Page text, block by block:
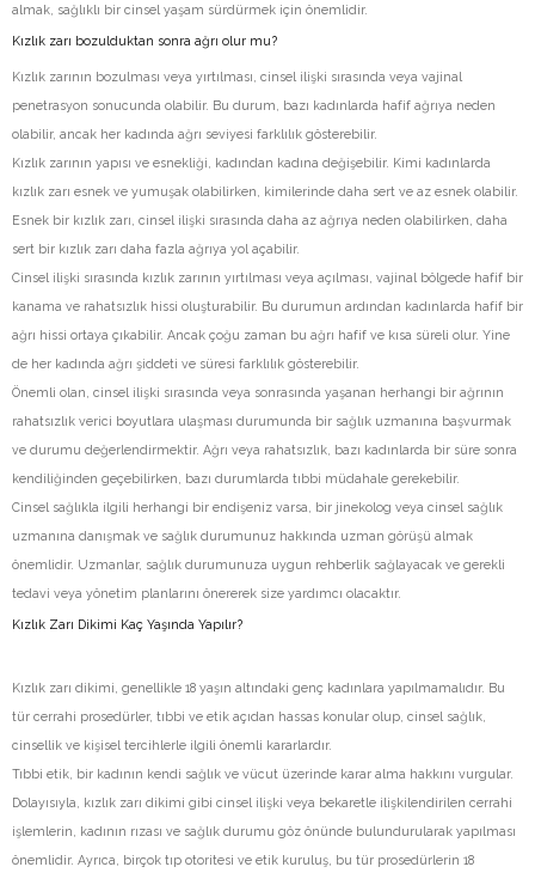
almak, sağlıklı bir cinsel yaşam sürdürmek için önemlidir.
Kızlık zarı bozulduktan sonra ağrı olur mu?
Kızlık zarının bozulması veya yırtılması, cinsel ilişki sırasında veya vajinal
penetrasyon sonucunda olabilir. Bu durum, bazı kadınlarda hafif ağrıya neden
olabilir, ancak her kadında ağrı seviyesi farklılık gösterebilir.
Kızlık zarının yapısı ve esnekliği, kadından kadına değişebilir. Kimi kadınlarda
kızlık zarı esnek ve yumuşak olabilirken, kimilerinde daha sert ve az esnek olabilir.
Esnek bir kızlık zarı, cinsel ilişki sırasında daha az ağrıya neden olabilirken, daha
sert bir kızlık zarı daha fazla ağrıya yol açabilir.
Cinsel ilişki sırasında kızlık zarının yırtılması veya açılması, vajinal bölgede hafif bir
kanama ve rahatsızlık hissi oluşturabilir. Bu durumun ardından kadınlarda hafif bir
ağrı hissi ortaya çıkabilir. Ancak çoğu zaman bu ağrı hafif ve kısa süreli olur. Yine
de her kadında ağrı şiddeti ve süresi farklılık gösterebilir.
Önemli olan, cinsel ilişki sırasında veya sonrasında yaşanan herhangi bir ağrının
rahatsızlık verici boyutlara ulaşması durumunda bir sağlık uzmanına başvurmak
ve durumu değerlendirmektir. Ağrı veya rahatsızlık, bazı kadınlarda bir süre sonra
kendiliğinden geçebilirken, bazı durumlarda tıbbi müdahale gerekebilir.
Cinsel sağlıkla ilgili herhangi bir endişeniz varsa, bir jinekolog veya cinsel sağlık
uzmanına danışmak ve sağlık durumunuz hakkında uzman görüşü almak
önemlidir. Uzmanlar, sağlık durumunuza uygun rehberlik sağlayacak ve gerekli
tedavi veya yönetim planlarını önererek size yardımcı olacaktır.
Kızlık Zarı Dikimi Kaç Yaşında Yapılır?
Kızlık zarı dikimi, genellikle 18 yaşın altındaki genç kadınlara yapılmamalıdır. Bu
tür cerrahi prosedürler, tıbbi ve etik açıdan hassas konular olup, cinsel sağlık,
cinsellik ve kişisel tercihlerle ilgili önemli kararlardır.
Tıbbi etik, bir kadının kendi sağlık ve vücut üzerinde karar alma hakkını vurgular.
Dolayısıyla, kızlık zarı dikimi gibi cinsel ilişki veya bekaretle ilişkilendirilen cerrahi
işlemlerin, kadının rızası ve sağlık durumu göz önünde bulundurularak yapılması
önemlidir. Ayrıca, birçok tıp otoritesi ve etik kuruluş, bu tür prosedürlerin 18